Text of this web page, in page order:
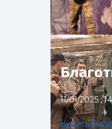
11/01/2025 ,
Купить